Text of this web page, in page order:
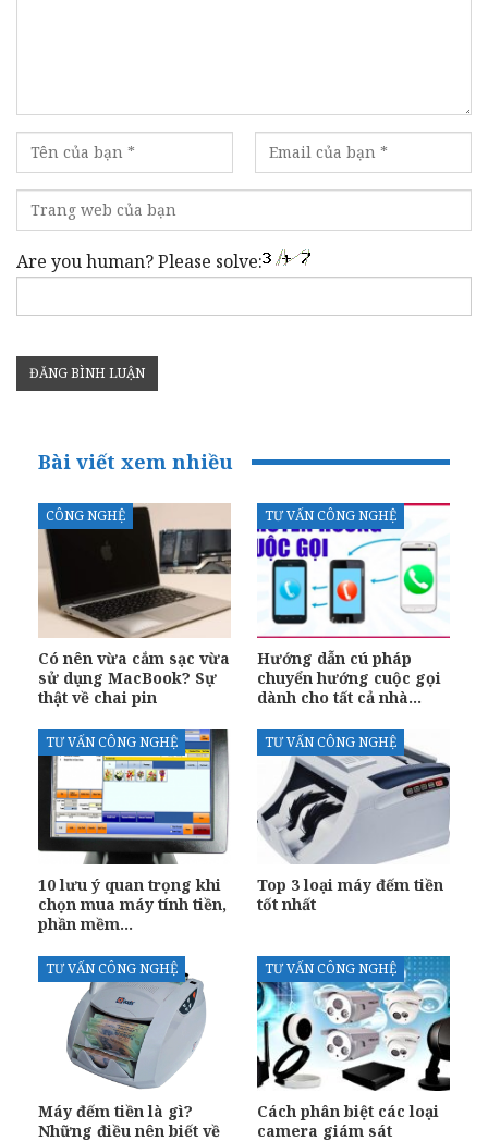
Are you human? Please solve:
Bài viết xem nhiều
CÔNG NGHỆ
Có nên vừa cắm sạc vừa
sử dụng MacBook? Sự
thật về chai pin
TƯ VẤN CÔNG NGHỆ
Hướng dẫn cú pháp
chuyển hướng cuộc gọi
dành cho tất cả nhà…
TƯ VẤN CÔNG NGHỆ
10 lưu ý quan trọng khi
chọn mua máy tính tiền,
phần mềm…
TƯ VẤN CÔNG NGHỆ
Top 3 loại máy đếm tiền
tốt nhất
TƯ VẤN CÔNG NGHỆ
Máy đếm tiền là gì?
Những điều nên biết về
TƯ VẤN CÔNG NGHỆ
Cách phân biệt các loại
camera giám sát